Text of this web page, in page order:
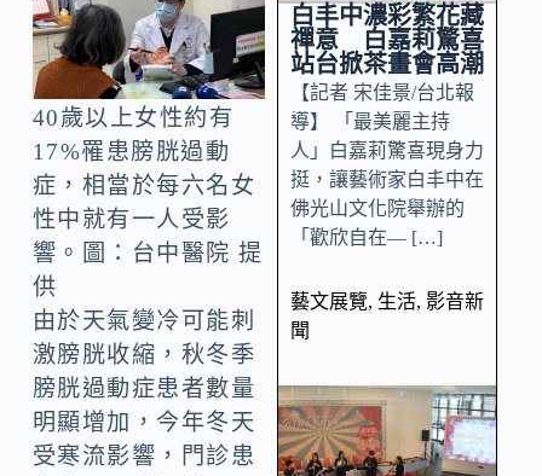
40歲以上女性約有
17%罹患膀胱過動
症，相當於每六名女
性中就有一人受影
響。圖：台中醫院 提
供
由於天氣變冷可能刺
激膀胱收縮，秋冬季
膀胱過動症患者數量
明顯增加，今年冬天
受寒流影響，門診患
白丰中濃彩繁花藏
禪意 白嘉莉驚喜
站台掀茶畫會高潮
【記者 宋佳景/台北報
導】 「最美麗主持
人」白嘉莉驚喜現身力
挺，讓藝術家白丰中在
佛光山文化院舉辦的
「歡欣自在— […]
藝文展覽, 生活, 影音新
聞